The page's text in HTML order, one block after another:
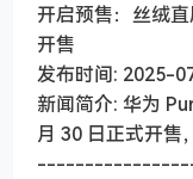
开启预售：丝绒
开售
发布时间: 2025-
新闻简介: 华为
月 30 日正式开售